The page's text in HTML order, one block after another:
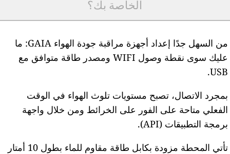
الخاصة بك؟
من السهل جدًا إعداد أجهزة مراقبة جودة الهواء GAIA: ما
عليك سوى نقطة وصول WIFI ومصدر طاقة متوافق مع
USB.
بمجرد الاتصال، تصبح مستويات تلوث الهواء في الوقت
الفعلي متاحة على الفور على الخرائط ومن خلال واجهة
برمجة التطبيقات (API).
تأتي المحطة مزودة بكابل طاقة مقاوم للماء بطول 10 أمتار